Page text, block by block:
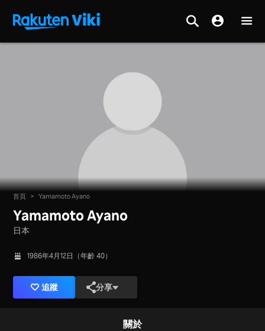
首頁 > Yamamoto Ayano
Yamamoto Ayano
日本
1986年4月12日（年齡 40）
追蹤 分享
關於